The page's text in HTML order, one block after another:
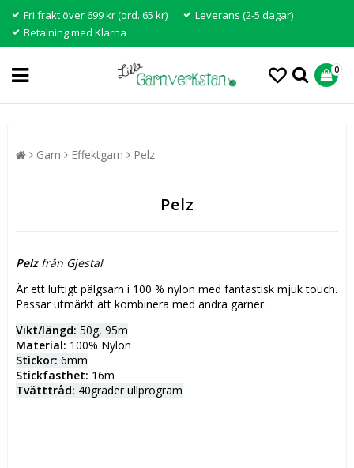
Fri frakt över 699 kr (ord. 65 kr)
Leverans (2-5 dagar)
Betalning med Klarna
0
Garn Effektgarn Pelz
Pelz
Pelz från Gjestal
Är ett luftigt pälgsarn i 100 % nylon med fantastisk mjuk touch.
Passar utmärkt att kombinera med andra garner.
Vikt/längd: 50g, 95m
Material: 100% Nylon
Stickor: 6mm
Stickfasthet: 16m
Tvätttråd: 40grader ullprogram